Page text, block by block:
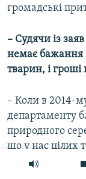
громадські
– Судячи із
немає бажання
тварин, і
– Коли в 2014-
департаменту
природного
що у нас цілих
повинні